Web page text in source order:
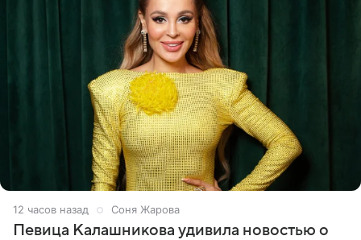
12 часов назад Соня Жарова
Певица Калашникова удивила новостью о